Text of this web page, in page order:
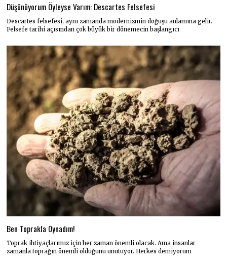
Düşünüyorum Öyleyse Varım: Descartes Felsefesi
Descartes felsefesi, aynı zamanda modernizmin doğuşu anlamına gelir.
Felsefe tarihi açısından çok büyük bir dönemecin başlangıcı
Ben Toprakla Oynadım!
Toprak ihtiyaçlarımız için her zaman önemli olacak. Ama insanlar
zamanla toprağın önemli olduğunu unutuyor. Herkes demiyorum